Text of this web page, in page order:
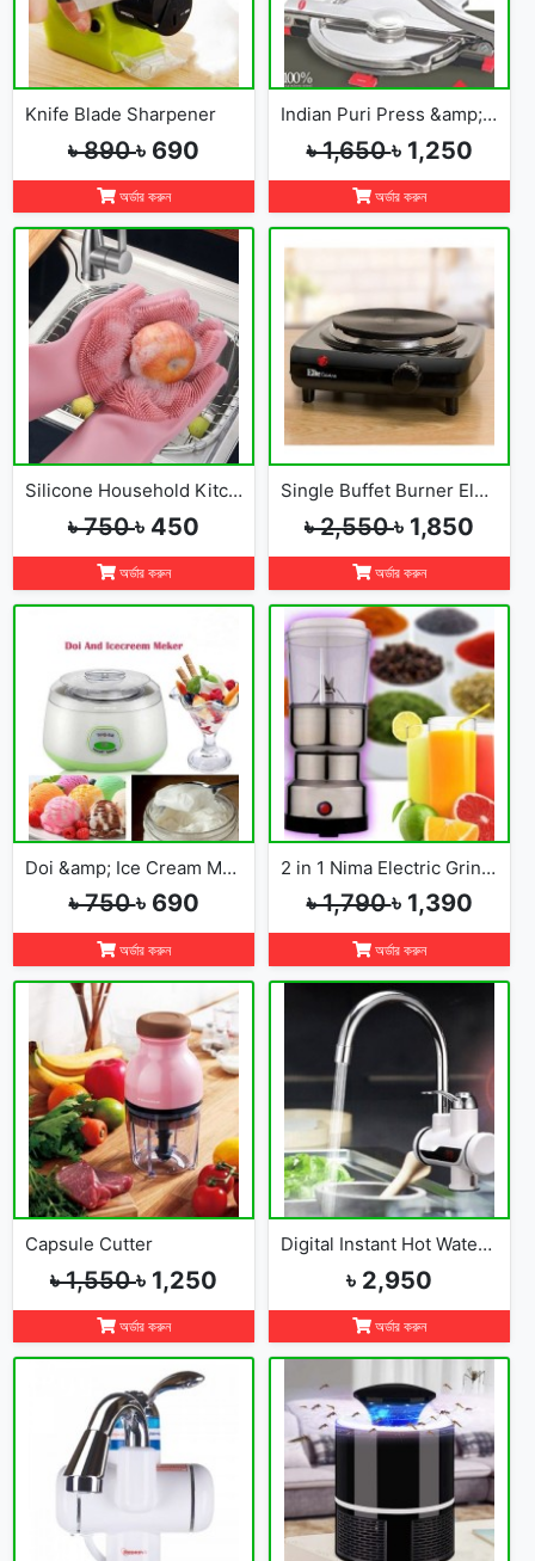
Knife Blade Sharpener
৳ 890৳ 690
অর্ডার করুন
Indian Puri Press &amp; Ruti Maker
৳ 1,650৳ 1,250
অর্ডার করুন
Silicone Household Kitchen Washing Glove(2pcs)
৳ 750৳ 450
অর্ডার করুন
Single Buffet Burner Electric Hot Plate
৳ 2,550৳ 1,850
অর্ডার করুন
Doi &amp; Ice Cream Maker
৳ 750৳ 690
অর্ডার করুন
2 in 1 Nima Electric Grinder &amp; Blender
৳ 1,790৳ 1,390
অর্ডার করুন
Capsule Cutter
৳ 1,550৳ 1,250
অর্ডার করুন
Digital Instant Hot Water Tap
৳ 2,950
অর্ডার করুন